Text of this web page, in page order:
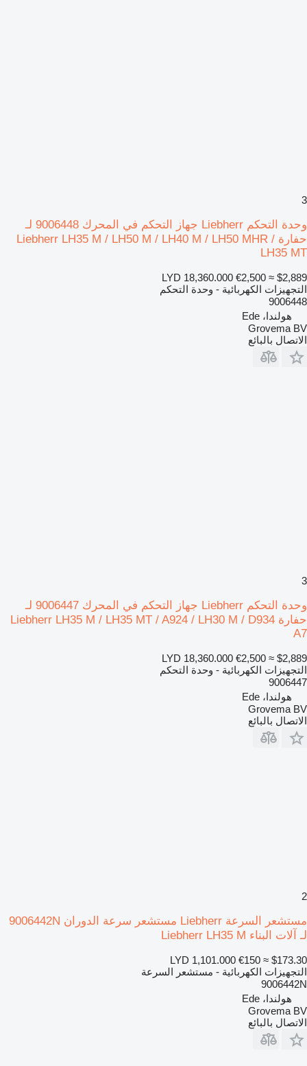
3
وحدة التحكم Liebherr جهاز التحكم في المحرك 9006448 لـ
حفارة Liebherr LH35 M / LH50 M / LH40 M / LH50 MHR /
LH35 MT
LYD 18,360.000 €2,500 ≈ $2,889
التجهيزات الكهربائية - وحدة التحكم
9006448
هولندا، Ede
Grovema BV
الاتصال بالبائع
3
وحدة التحكم Liebherr جهاز التحكم في المحرك 9006447 لـ
حفارة Liebherr LH35 M / LH35 MT / A924 / LH30 M / D934
A7
LYD 18,360.000 €2,500 ≈ $2,889
التجهيزات الكهربائية - وحدة التحكم
9006447
هولندا، Ede
Grovema BV
الاتصال بالبائع
2
مستشعر السرعة Liebherr مستشعر سرعة الدوران 9006442N
لـ آلات البناء Liebherr LH35 M
LYD 1,101.000 €150 ≈ $173.30
التجهيزات الكهربائية - مستشعر السرعة
9006442N
هولندا، Ede
Grovema BV
الاتصال بالبائع